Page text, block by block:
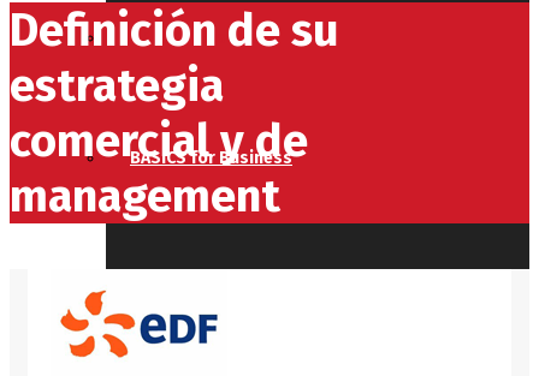
BEFORE Business
BASICS for Business
Definición de su
estrategia
comercial y de
management